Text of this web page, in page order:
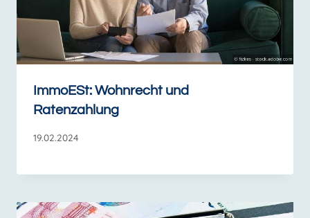
ImmoESt: Wohnrecht und
Ratenzahlung
19.02.2024